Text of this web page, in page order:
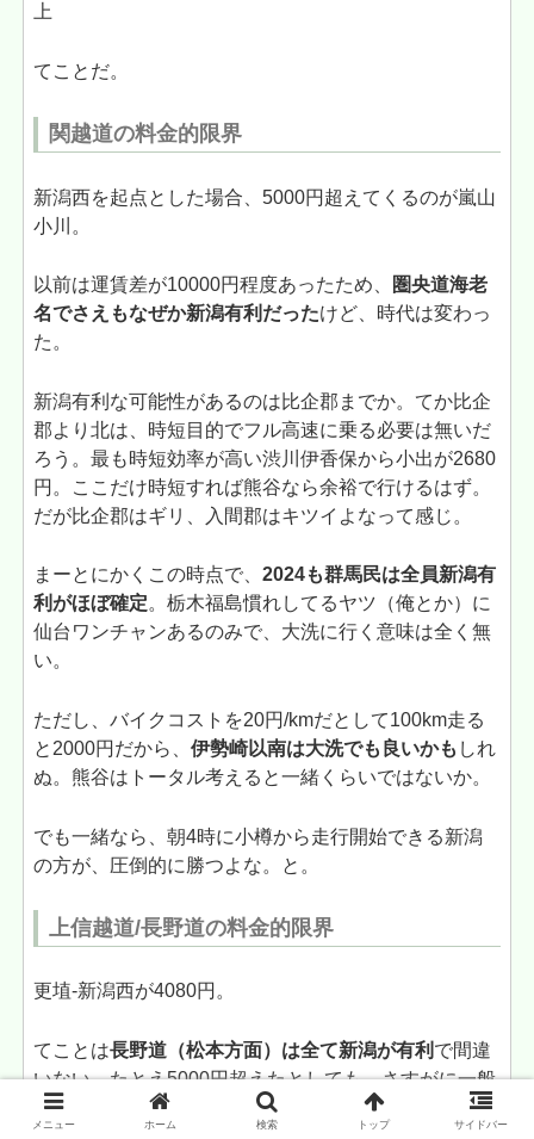
上
てことだ。
関越道の料金的限界
新潟西を起点とした場合、5000円超えてくるのが嵐山
小川。
以前は運賃差が10000円程度あったため、
圏央道海老
名でさえもなぜか新潟有利だったけど、時代は変わっ
た。
新潟有利な可能性があるのは比企郡までか。てか比企
郡より北は、時短目的でフル高速に乗る必要は無いだ
ろう。最も時短効率が高い渋川伊香保から小出が2680
円。ここだけ時短すれば熊谷なら余裕で行けるはず。
だが比企郡はギリ、入間郡はキツイよなって感じ。
まーとにかくこの時点で、2024も群馬民は全員新潟有
利がほぼ確定。栃木福島慣れしてるヤツ（俺とか）に
仙台ワンチャンあるのみで、大洗に行く意味は全く無
い。
ただし、バイクコストを20円/kmだとして100km走る
と2000円だから、伊勢崎以南は大洗でも良いかも しれ
ぬ。熊谷はトータル考えると一緒くらいではないか。
でも一緒なら、朝4時に小樽から走行開始できる新潟
の方が、圧倒的に勝つよな。と。
上信越道/長野道の料金的限界
更埴-新潟西が4080円。
てことは長野道（松本方面）は全て新潟が有利 で間違
いない、たとえ5000円超えたとしても、さすがに一般
道自走の松本-大洗は遠すぎる。
メニュー ホーム 検索 トップ サイドバー